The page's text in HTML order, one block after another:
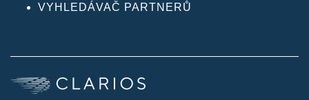
VYHLEDÁVAČ PARTNERŮ